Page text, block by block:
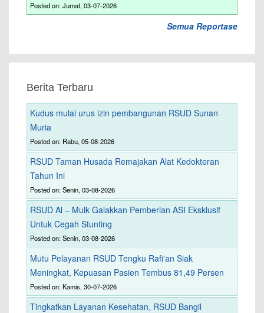
Posted on: Jumat, 03-07-2026
Semua Reportase
Berita Terbaru
Kudus mulai urus izin pembangunan RSUD Sunan
Muria
Posted on: Rabu, 05-08-2026
RSUD Taman Husada Remajakan Alat Kedokteran
Tahun Ini
Posted on: Senin, 03-08-2026
RSUD Al – Mulk Galakkan Pemberian ASI Eksklusif
Untuk Cegah Stunting
Posted on: Senin, 03-08-2026
Mutu Pelayanan RSUD Tengku Rafi'an Siak
Meningkat, Kepuasan Pasien Tembus 81,49 Persen
Posted on: Kamis, 30-07-2026
Tingkatkan Layanan Kesehatan, RSUD Bangil